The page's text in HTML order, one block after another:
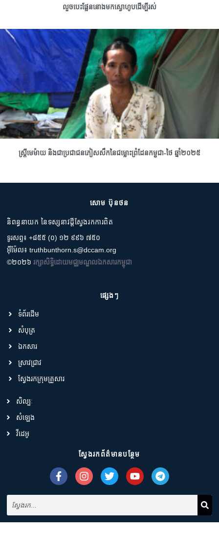
លួចបេះផ្លែននោងមកស្ងោហូបដើម្បីរស់
ស្រ្តីមេម៉ាយ និងជាប្រជាជនភៀសសឹកនៃជម្លោះព្រំដែនកម្ពុជា-ថៃ ឆ្នាំ២០២៥
សោម ប៊ុនថន
និពន្ធនាយក នៃទស្សនាវដ្តីស្វែងរកការពិត
ទូរសព្ទ៖ +៨៥៥ (០) ១២ ៩៩៦ ៧៥០
អ៊ីម៉ែល៖ truthbunthorn.s@dccam.org
©២០២៦ រក្សាសិទ្ធិដោយមជ្ឈមណ្ឌលឯកសារកម្ពុជា
ផ្សេងៗ
ទំព័រដើម
សំបុត្រ
ឯកសារ
ស្រាវជ្រាវ
ស្វែងរកក្រុមគ្រួសារ
សិល្បៈ
សំឡេង
វីដេអូ
ស្វែងរកព័ត៌មានបន្ថែម